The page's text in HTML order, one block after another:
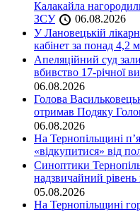
Калакайла
ЗСУ
06.08.2026
У Лановецькій
кабінет за понад 4,2
Апеляційний суд
вбивство 17-річної
06.08.2026
Голова
отримав Подяку
06.08.2026
На Тернопільщині
«відкупитися» від
Синоптики
надзвичайний
05.08.2026
На Тернопільщині